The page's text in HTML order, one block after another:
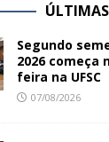
ÚLTIMAS
Segundo
2026 começa
feira na UFSC
07/08/2026